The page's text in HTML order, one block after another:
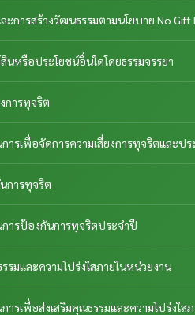
ะการสร้างวัฒนธรรมตามนโยบาย No Gift
นหรือประโยชน์อื่นใดโดยธรรมจรรยา
การทุจริต
การเพื่อจัดการความเสี่ยงการทุจริตและ
การทุจริต
การป้องกันการทุจริตประจำปี
รมและความโปร่งใสภายในหน่วยงาน
ารเพื่อส่งเสริมคุณธรรมและความโปร่งใส